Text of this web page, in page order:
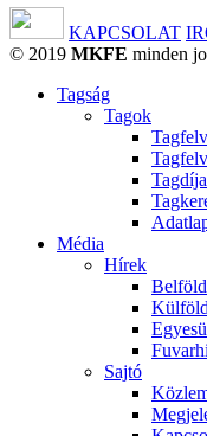
KAPCSOLAT
© 2019 MKFE minden
Tagság
Tagok
Média
Hírek
Sajtó